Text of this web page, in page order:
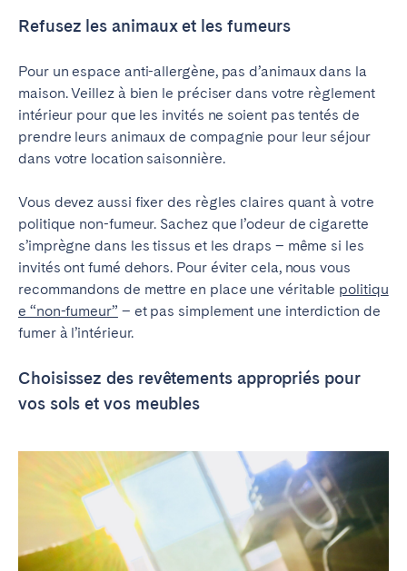
Refusez les animaux et les fumeurs
Pour un espace anti-allergène, pas d’animaux dans la
maison. Veillez à bien le préciser dans votre règlement
intérieur pour que les invités ne soient pas tentés de
prendre leurs animaux de compagnie pour leur séjour
dans votre location saisonnière.
Vous devez aussi fixer des règles claires quant à votre
politique non-fumeur. Sachez que l’odeur de cigarette
s’imprègne dans les tissus et les draps – même si les
invités ont fumé dehors. Pour éviter cela, nous vous
recommandons de mettre en place une véritable politiqu
e “non-fumeur” – et pas simplement une interdiction de
fumer à l’intérieur.
Choisissez des revêtements appropriés pour
vos sols et vos meubles